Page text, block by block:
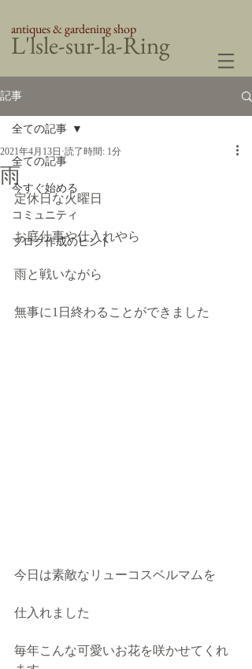
​L'lsle-sur-la-Ring
antiques & gardening shop
記事
全ての記事
今すぐ始める
コミュニティ
ブログ作成のヒント
全ての記事
雨
2021年4月13日 読了時間: 1分
定休日な火曜日
お庭仕事や仕入れやら
雨と戦いながら
無事に1日終わることができました
今日は素敵なリューコスベルマムを
仕入れました
毎年こんな可愛いお花を咲かせてくれ